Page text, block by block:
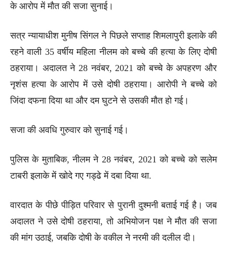
के आरोप में मौत की सजा सुनाई।
सत्र न्यायाधीश मुनीष सिंगल ने पिछले सप्ताह शिमलापुरी इलाके की
रहने वाली 35 वर्षीय महिला नीलम को बच्चे की हत्या के लिए दोषी
ठहराया। अदालत ने 28 नवंबर, 2021 को बच्चे के अपहरण और
नृशंस हत्या के आरोप में उसे दोषी ठहराया। आरोपी ने बच्चे को
जिंदा दफना दिया था और दम घुटने से उसकी मौत हो गई।
सजा की अवधि गुरुवार को सुनाई गई।
पुलिस के मुताबिक, नीलम ने 28 नवंबर, 2021 को बच्चे को सलेम
टाबरी इलाके में खोदे गए गड्ढे में दबा दिया था.
वारदात के पीछे पीड़ित परिवार से पुरानी दुश्मनी बताई गई है। जब
अदालत ने उसे दोषी ठहराया, तो अभियोजन पक्ष ने मौत की सजा
की मांग उठाई, जबकि दोषी के वकील ने नरमी की दलील दी।